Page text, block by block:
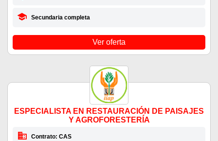
Secundaria completa
Ver oferta
ESPECIALISTA EN RESTAURACIÓN DE PAISAJES
Y AGROFORESTERÍA
Contrato: CAS